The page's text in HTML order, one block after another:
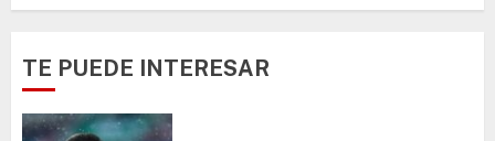
TE PUEDE INTERESAR